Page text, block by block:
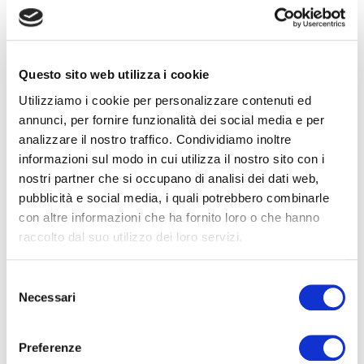
Questo sito web utilizza i cookie
Utilizziamo i cookie per personalizzare contenuti ed
annunci, per fornire funzionalità dei social media e per
analizzare il nostro traffico. Condividiamo inoltre
informazioni sul modo in cui utilizza il nostro sito con i
nostri partner che si occupano di analisi dei dati web,
pubblicità e social media, i quali potrebbero combinarle
con altre informazioni che ha fornito loro o che hanno
raccolto dal suo utilizzo dei loro servizi.
delNecessari
Preferenze
Indispensabili per la distribuzione di mascherine,
guanti, occhiali e altri DPI, i
distributori
monitoraggio in tempo reale dei prelievi e delle
parte degli operatori.
Tutte queste funzioni andranno
a tutela del
datore di lavorosecondo quanto richiesto dal
D.lgs 81/08, permetteranno una gestione chiara e
tracciabile dei DPI e, ancor prima, andranno a
garantire le predisposizioni aziendali utili per la
salute del lavoratore.
deliberato una prestazione straordinaria
durante l’emergenza Covid-19.